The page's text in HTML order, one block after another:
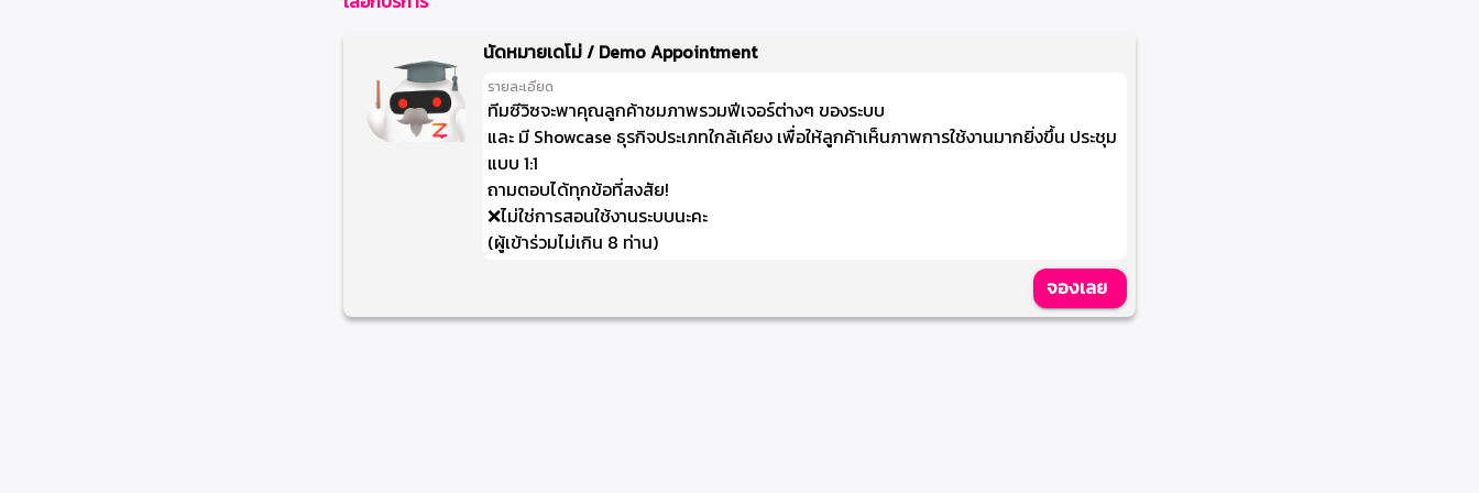
นัดหมายเดโม่ / Demo Appointment
รายละเอียด
ทีมซีวิซจะพาคุณลูกค้าชมภาพรวมฟีเจอร์ต่างๆ ของระบบ
และ มี Showcase ธุรกิจประเภทใกล้เคียง เพื่อให้ลูกค้าเห็นภาพการใช้งานมากยิ่งขึ้น ประชุม
แบบ 1:1
ถามตอบได้ทุกข้อที่สงสัย!
❌ไม่ใช่การสอนใช้งานระบบนะคะ
(ผู้เข้าร่วมไม่เกิน 8 ท่าน)
จองเลย